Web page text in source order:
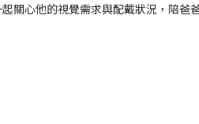
關心他的視覺需求與配戴狀況，陪爸